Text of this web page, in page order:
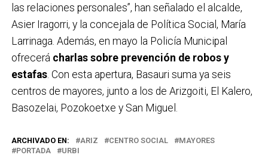
las relaciones personales”, han señalado el alcalde,
Asier Iragorri, y la concejala de Política Social, María
Larrinaga. Además, en mayo la Policía Municipal
ofrecerá charlas sobre prevención de robos y
estafas. Con esta apertura, Basauri suma ya seis
centros de mayores, junto a los de Arizgoiti, El Kalero,
Basozelai, Pozokoetxe y San Miguel.
ARCHIVADO EN: ARIZ CENTRO SOCIAL
MAYORES
PORTADA
URBI